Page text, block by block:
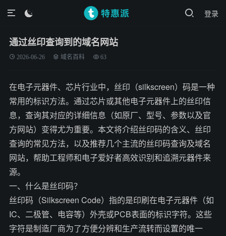
登录

通过丝印查询到的域名网站
2026-06-26 域名百科 63
在电子元器件、芯片行业中，丝印（silkscreen）码是一种
常用的标识方法。通过芯片或其他电子元器件上的丝印信
息，查询其对应的详细信息（如原厂、型号、参数以及官
方网站）变得尤为重要。本文将介绍丝印码的含义、丝印
查询的常见方法，以及推荐几个主流的丝印码查询及域名
网站，帮助工程师和电子爱好者高效识别和追溯元器件来
源。
一、什么是丝印码？
丝印码（Silkscreen Code）指的是印刷在电子元器件（如
IC、二极管、电容等）外壳或PCB表面的标识字符。这些
字符是制造厂商为了方便分辨和生产流转而设置的唯一